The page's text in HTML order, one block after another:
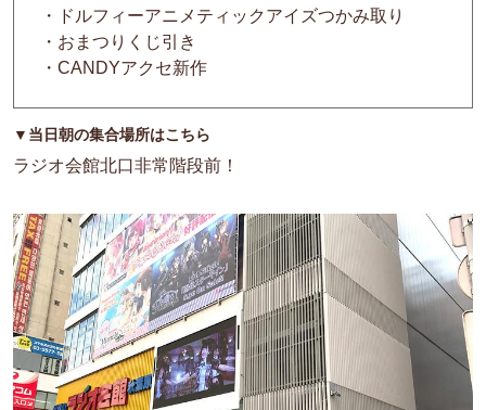
・
ドルフィーアニメティックアイズつかみ取り
・ おまつりくじ引き
・CANDYアクセ新作
▼当日朝の集合場所はこちら
ラジオ会館北口非常階段前！